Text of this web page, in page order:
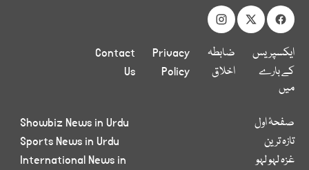
ایکسپریس
کے بارے
میں
ضابطہ
اخلاق
Privacy
Policy
Contact
Us
صفحۂ اول
تازہ ترین
غزہ لہو لہو
Showbiz News in Urdu
Sports News in Urdu
International News in